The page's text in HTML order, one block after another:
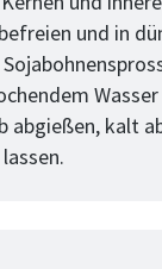
und in
abgießen, kalt